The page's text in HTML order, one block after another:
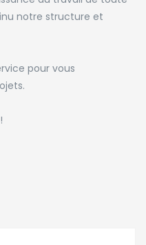
notre structure et
pour vous
!